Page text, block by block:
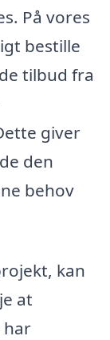
På vores
bestille
tilbud fra
giver
den
behov
kan
at
har